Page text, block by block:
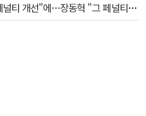
李대통령 "결혼 페널티 개선"에…장동혁 "그 페널티 만든 게 이 정권"